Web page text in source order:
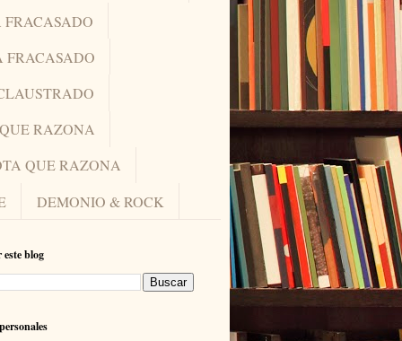
FRACASADO
FRACASADO
RAZONA
QUE RAZONA
DEMONIO & ROCK
este blog